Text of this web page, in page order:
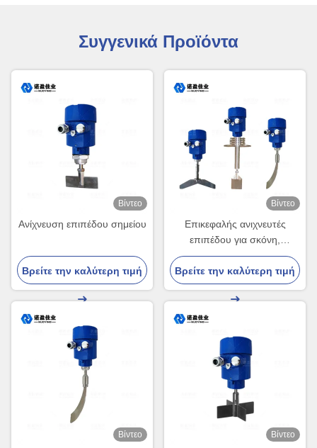
Συγγενικά Προϊόντα
Βίντεο
Ανίχνευση επιπέδου σημείου
Βρείτε την καλύτερη τιμή
Βίντεο
Επικεφαλής ανιχνευτές
επιπέδου για σκόνη,
μικροσωματιδιακό έλεγχο
επιπέδου
Βρείτε την καλύτερη τιμή
Βίντεο Βίντεο